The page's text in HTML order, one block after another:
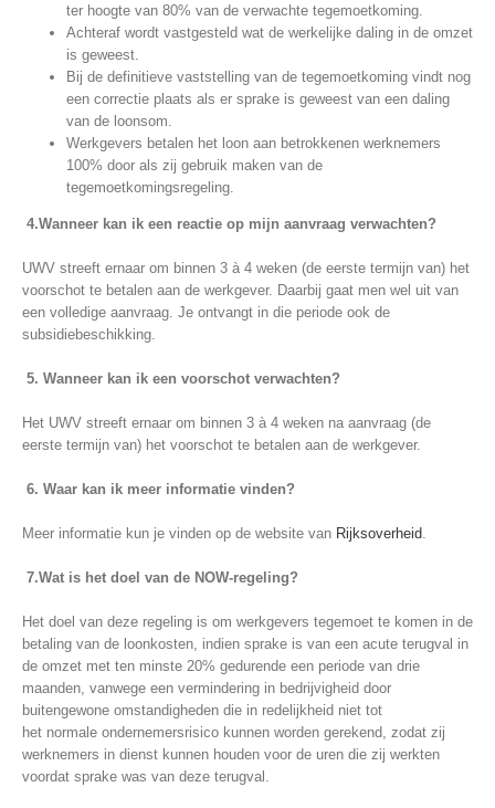
ter hoogte van 80% van de verwachte tegemoetkoming.
Achteraf wordt vastgesteld wat de werkelijke daling in de omzet
is geweest.
Bij de definitieve vaststelling van de tegemoetkoming vindt nog
een correctie plaats als er sprake is geweest van een daling
van de loonsom.
Werkgevers betalen het loon aan betrokkenen werknemers
100% door als zij gebruik maken van de
tegemoetkomingsregeling.
4.Wanneer kan ik een reactie op mijn aanvraag verwachten?
UWV streeft ernaar om binnen 3 à 4 weken (de eerste termijn van) het
voorschot te betalen aan de werkgever. Daarbij gaat men wel uit van
een volledige aanvraag. Je ontvangt in die periode ook de
subsidiebeschikking.
5. Wanneer kan ik een voorschot verwachten?
Het UWV streeft ernaar om binnen 3 à 4 weken na aanvraag (de
eerste termijn van) het voorschot te betalen aan de werkgever.
6. Waar kan ik meer informatie vinden?
Meer informatie kun je vinden op de website van Rijksoverheid
7.Wat is het doel van de NOW-regeling?
Het doel van deze regeling is om werkgevers tegemoet te komen in de
betaling van de loonkosten, indien sprake is van een acute terugval in
de omzet met ten minste 20% gedurende een periode van drie
maanden, vanwege een vermindering in bedrijvigheid door
buitengewone omstandigheden die in redelijkheid niet tot
het normale ondernemersrisico kunnen worden gerekend, zodat zij
werknemers in dienst kunnen houden voor de uren die zij werkten
voordat sprake was van deze terugval.